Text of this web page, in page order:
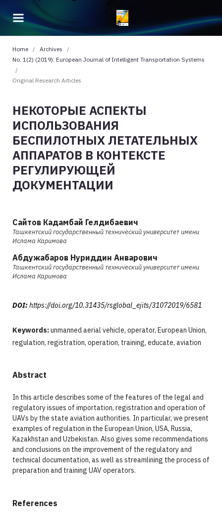
Home / Archives
/
No. 1(2) (2019): European Journal of Intelligent Transportation Systems
/
Original Research Articles
НЕКОТОРЫЕ АСПЕКТЫ
ИСПОЛЬЗОВАНИЯ
БЕСПИЛОТНЫХ ЛЕТАТЕЛЬНЫХ
АППАРАТОВ В КОНТЕКСТЕ
РЕГУЛИРУЮЩЕЙ
ДОКУМЕНТАЦИИ
Сайтов Кадамбай Гелдибаевич
Ташкентский государственный технический университет имени
Ислама Каримова
Абдужабаров Нуриддин Анварович
Ташкентский государственный технический университет имени
Ислама Каримова
DOI: https://doi.org/10.31435/rsglobal_ejits/31072019/6581
Keywords:unmanned aerial vehicle, operator, European Union,
regulation, registration, operation, training, educate, aviation
Abstract
In this article describes some of the features of the legal and
regulatory issues of importation, registration and operation of
UAVs by the state aviation authorities. In particular, we present
examples of regulation in the European Union, USA, Russia,
Kazakhstan and Uzbekistan. Also gives some recommendations
and conclusions on the improvement of the regulatory and
technical documentation, as well as streamlining the process of
preparation and training UAV operators.
References